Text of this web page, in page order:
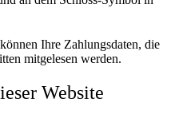
Ihre Zahlungsdaten, die
mitgelesen werden.
Website